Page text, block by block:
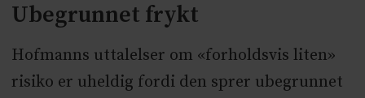
Ubegrunnet frykt
Hofmanns uttalelser om «forholdsvis liten»
risiko er uheldig fordi den sprer ubegrunnet